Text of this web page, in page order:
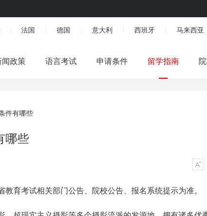
法国 德国 意大利 西班牙 马来西亚
闻政策 语言考试 申请条件 留学指南
件有哪些
哪些
育考试相关部门公告、院校公告、报名系统提示为准。